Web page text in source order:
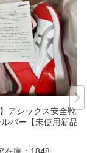
】アシックス安全靴
バー【未使用新品】